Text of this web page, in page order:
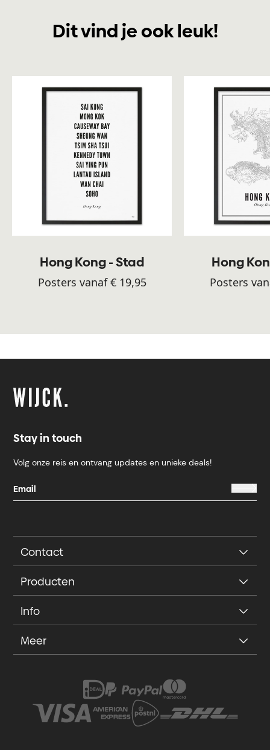
Dit vind je ook leuk!
Hong Kong - Stad
Posters vanaf € 19,95
Hong
Posters
Stay in touch
Volg onze reis en ontvang updates en unieke deals!
Contact
Producten
Info
Meer